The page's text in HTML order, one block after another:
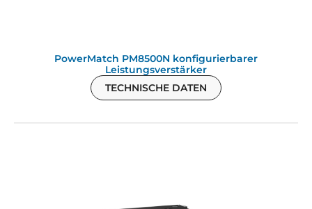
PowerMatch PM8500N konfigurierbarer
Leistungsverstärker
TECHNISCHE DATEN